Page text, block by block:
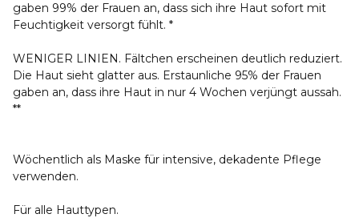
gaben 99% der Frauen an, dass sich ihre Haut sofort mit
Feuchtigkeit versorgt fühlt. *
WENIGER LINIEN. Fältchen erscheinen deutlich reduziert.
Die Haut sieht glatter aus. Erstaunliche 95% der Frauen
gaben an, dass ihre Haut in nur 4 Wochen verjüngt aussah.
**
Wöchentlich als Maske für intensive, dekadente Pflege
verwenden.
Für alle Hauttypen.